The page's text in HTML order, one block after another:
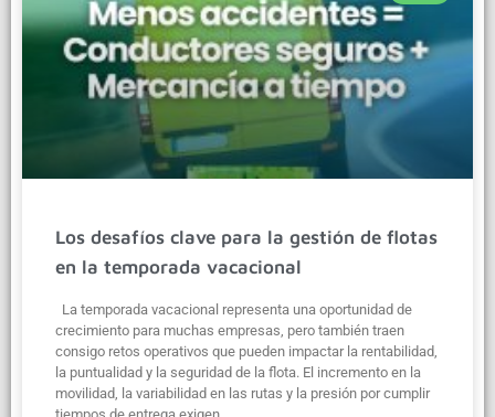
Los desafíos clave para la gestión de flotas
en la temporada vacacional
La temporada vacacional representa una oportunidad de
crecimiento para muchas empresas, pero también traen
consigo retos operativos que pueden impactar la rentabilidad,
la puntualidad y la seguridad de la flota. El incremento en la
movilidad, la variabilidad en las rutas y la presión por cumplir